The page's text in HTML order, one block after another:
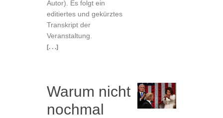
Autor). Es folgt ein
editiertes und gekürztes
Transkript der
Veranstaltung.
[. . .]
Warum nicht
nochmal